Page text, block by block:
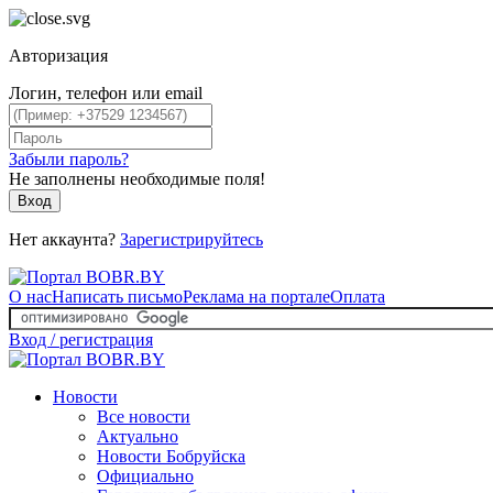
Авторизация
Логин, телефон или email
Забыли пароль?
Не заполнены необходимые поля!
Вход
Нет аккаунта? Зарегистрируйтесь
О насНаписать письмоРеклама на порталеОплата
Вход / регистрация
Новости
Все новости
Актуально
Новости Бобруйска
Официально